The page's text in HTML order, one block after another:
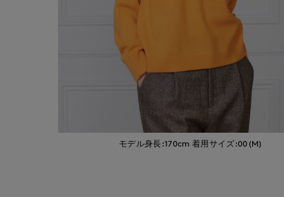
モデル身長:170cm 着用サイズ:00(M)